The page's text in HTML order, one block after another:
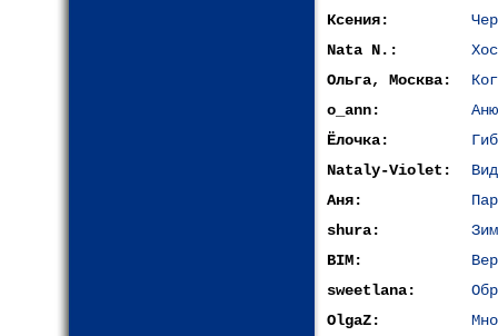
Ксения:
Nata N.:
Ольга, Москва:
o_ann:
Ёлочка:
Nataly-Violet:
Аня:
shura:
BIM:
sweetlana:
OlgaZ: